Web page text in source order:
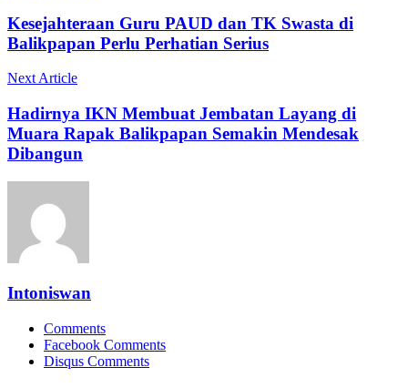
Kesejahteraan Guru PAUD dan TK Swasta di
Balikpapan Perlu Perhatian Serius
Next Article
Hadirnya IKN Membuat Jembatan Layang di
Muara Rapak Balikpapan Semakin Mendesak
Dibangun
Intoniswan
Comments
Facebook Comments
Disqus Comments